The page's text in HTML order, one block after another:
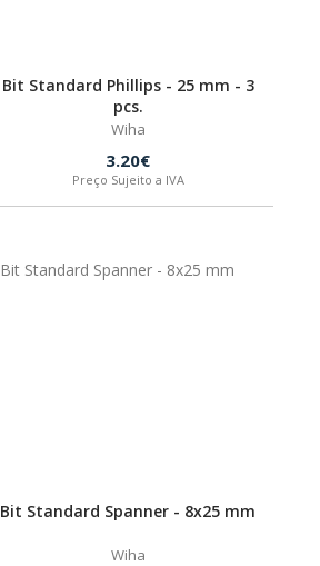
Bit Standard Phillips - 25 mm - 3
pcs.
Wiha
3.20€
Preço Sujeito a IVA
Bit Standard Spanner - 8x25 mm
Wiha